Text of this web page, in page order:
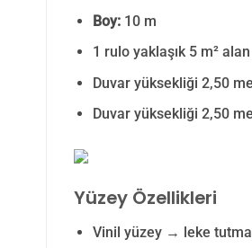
Boy:10 m
1 rulo yaklaşık 5 m²
Duvar yüksekliği 2,50
Duvar yüksekliği 2,50
Yüzey Özellikleri
Vinil yüzey → leke